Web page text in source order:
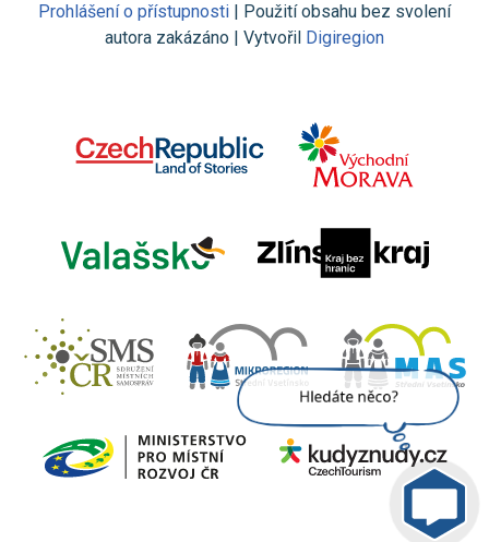
Prohlášení o přístupnosti | Použití obsahu bez svolení
autora zakázáno | Vytvořil Digiregion
nazpaměť.